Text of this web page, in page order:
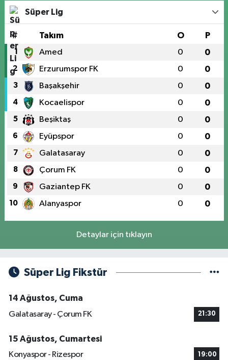
Süper Lig
# Takım O P
1 Amed 0 0
2 Erzurumspor FK 0 0
3 Başakşehir 0 0
4 Kocaelispor 0 0
5 Beşiktaş 0 0
6 Eyüpspor 0 0
7 Galatasaray 0 0
8 Çorum FK 0 0
9 Gaziantep FK 0 0
10 Alanyaspor 0 0
Detaylar için tıklayın
Süper Lig Fikstür
14 Ağustos, Cuma
Galatasaray - Çorum FK
21:30
15 Ağustos, Cumartesi
Konyaspor - Rizespor
19:00